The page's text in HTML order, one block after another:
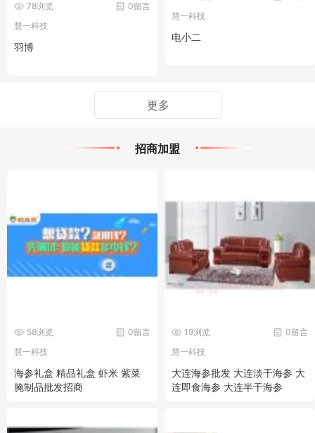
0留言
78浏览
慧一科技
羽博
慧一科技
电小二
更多
招商加盟
0留言
58浏览
慧一科技
海参礼盒 精品礼盒 虾米 紫菜
腌制品批发招商
0留言
19浏览
慧一科技
大连海参批发 大连淡干海参 大
连即食海参 大连半干海参